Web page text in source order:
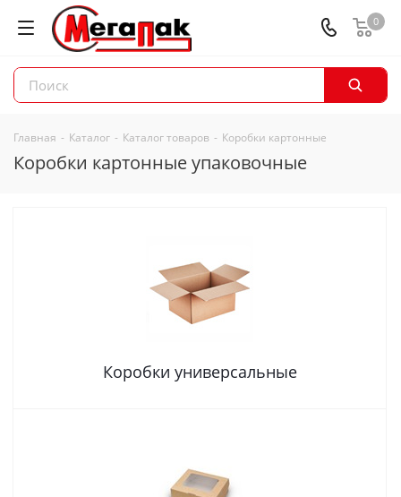
0
Главная - Каталог - Каталог товаров - Коробки картонные
Коробки картонные упаковочные
Коробки универсальные